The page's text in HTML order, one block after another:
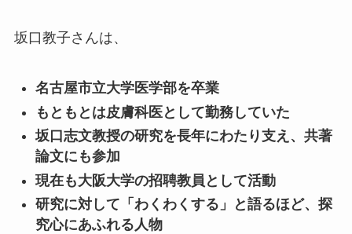
坂口教子さんは、
名古屋市立大学医学部を卒業
もともとは皮膚科医として勤務していた
坂口志文教授の研究を長年にわたり支え、共著
論文にも参加
現在も大阪大学の招聘教員として活動
研究に対して「わくわくする」と語るほど、探
究心にあふれる人物